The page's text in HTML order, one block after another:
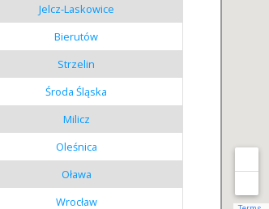
Jelcz-Laskowice
Bierutów
Strzelin
Środa Śląska
Milicz
Oleśnica
Oława
Wrocław